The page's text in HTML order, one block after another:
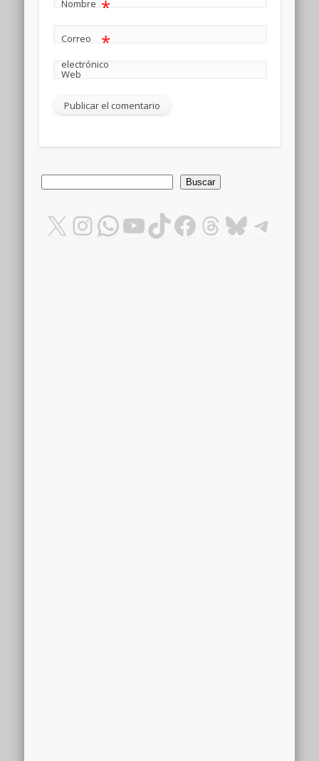
Nombre *
Correo
electrónico
*
Web
Buscar
X Instagram
WhatsApp
YouTube
TikTok
Facebook
Threads
Bluesky